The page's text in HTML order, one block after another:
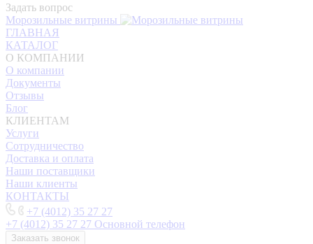
Задать вопрос
Морозильные витрины
ГЛАВНАЯ
КАТАЛОГ
О КОМПАНИИ
О компании
Документы
Отзывы
Блог
КЛИЕНТАМ
Услуги
Сотрудничество
Доставка и оплата
Наши поставщики
Наши клиенты
КОНТАКТЫ
+7 (4012) 35 27 27
+7 (4012) 35 27 27 Основной телефон
Заказать звонок